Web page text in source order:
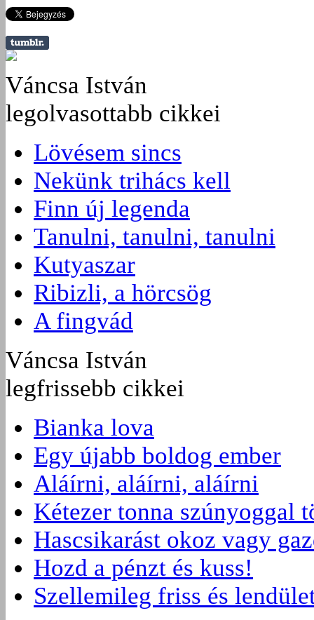
Váncsa István
legolvasottabb cikkei
Lövésem sincs
Nekünk trihács kell
Finn új legenda
Tanulni, tanulni, tanulni
Kutyaszar
Ribizli, a hörcsög
A fingvád
Váncsa István
legfrissebb cikkei
Bianka lova
Egy újabb boldog ember
Aláírni, aláírni, aláírni
Kétezer tonna szúnyoggal
Hascsikarást okoz vagy
Hozd a pénzt és kuss!
Szellemileg friss és